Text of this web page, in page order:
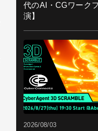
代のAI・CGワーク
演】
2026/08/03